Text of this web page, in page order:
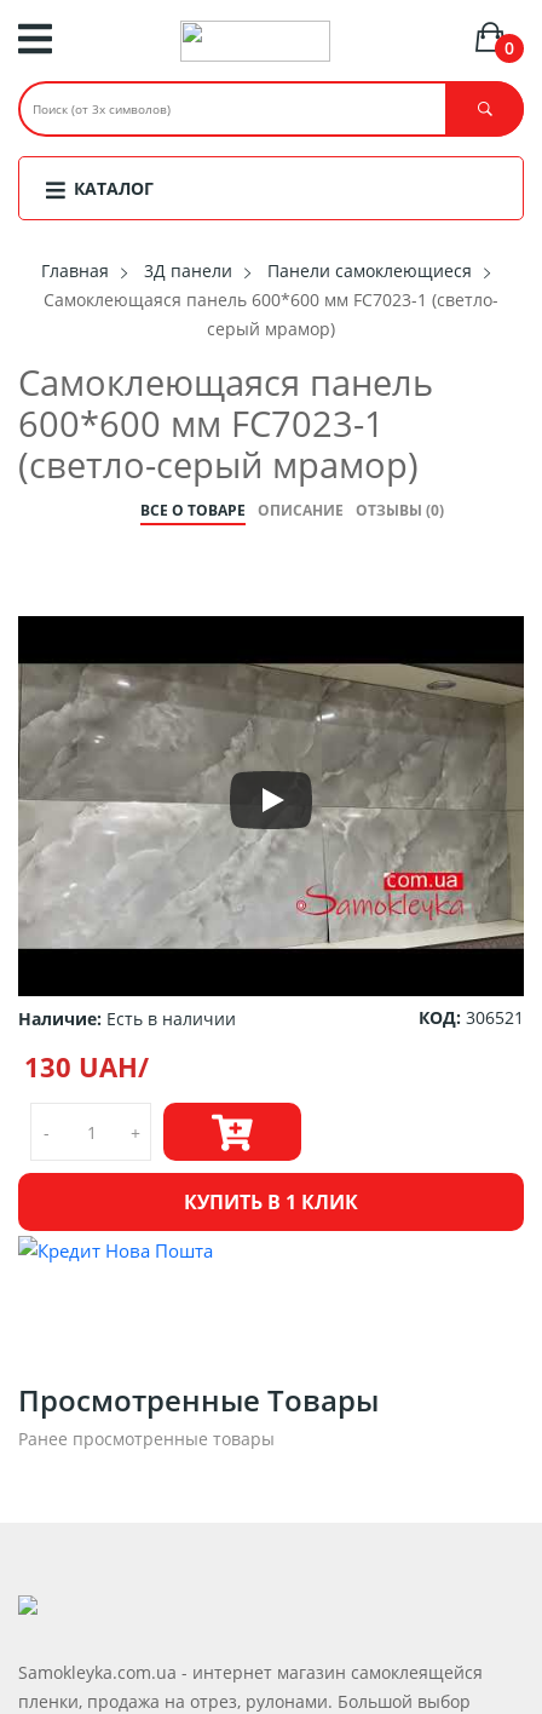
0
КАТАЛОГ
Главная 3Д панели
Панели самоклеющиеся
Самоклеющаяся панель 600*600 мм FC7023-1 (светло-
серый мрамор)
Самоклеющаяся панель
600*600 мм FC7023-1
(светло-серый мрамор)
ВСЕ О ТОВАРЕ ОПИСАНИЕ ОТЗЫВЫ (0)
Наличие: Есть в наличии КОД: 306521
130 UAH/
- +
КУПИТЬ В 1 КЛИК
Просмотренные Товары
Ранее просмотренные товары
Samokleyka.com.ua - интернет магазин самоклеящейся
пленки, продажа на отрез, рулонами. Большой выбор